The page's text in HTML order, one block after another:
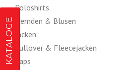
Poloshirts
Hemden & Blusen
Jacken
Pullover & Fleecejacken
Caps
KATALOGE